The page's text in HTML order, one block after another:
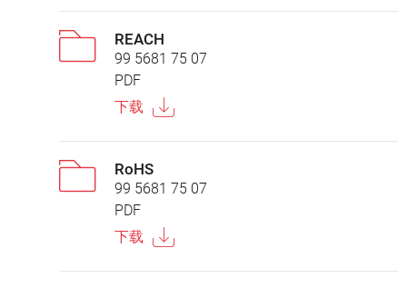
REACH
99 5681 75 07
PDF
下载
RoHS
99 5681 75 07
PDF
下载